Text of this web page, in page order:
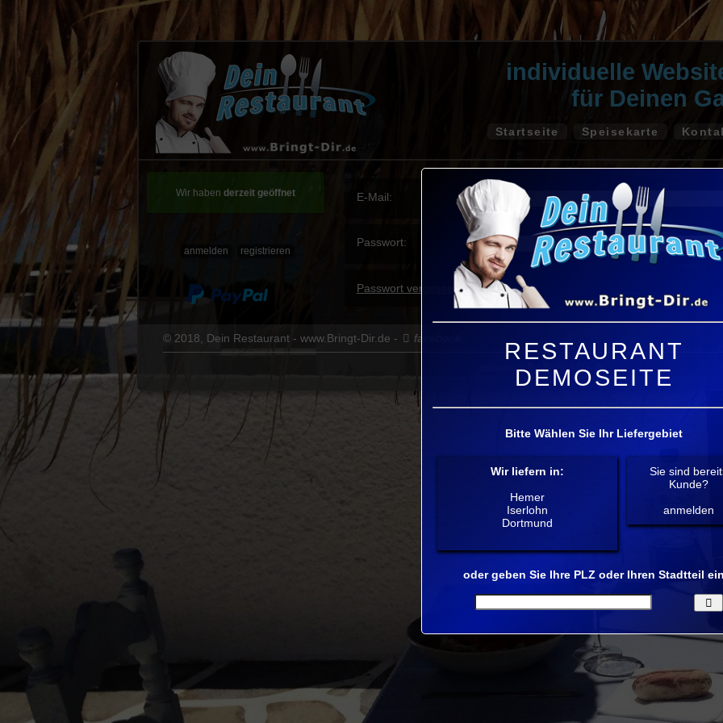
RESTAURANT
DEMOSEITE
Bitte Wählen Sie Ihr Liefergebiet
Wir liefern in:
Hemer
Iserlohn
Dortmund
Sie sind
Kunde?
anmelden
oder geben Sie Ihre PLZ oder Ihren Stadtteil
individuelle
für Deinen
Startseite Speisekarte
Wir haben derzeit geöffnet
anmelden registrieren
E-Mail:
Passwort:
Passwort vergessen?
© 2018, Dein Restaurant - www.Bringt-Dir.de - facebook
... powered by Bringt-Dir.de ...